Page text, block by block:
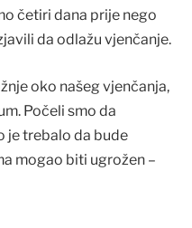
četiri dana prije nego
da odlažu vjenčanje.
oko našeg vjenčanja,
Počeli smo da
je trebalo da bude
mogao biti ugrožen –